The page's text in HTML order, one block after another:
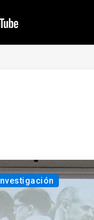
Investigación